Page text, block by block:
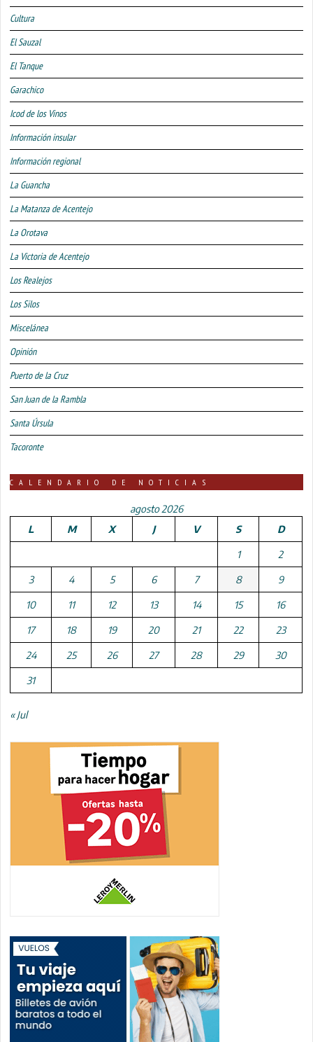
Cultura
El Sauzal
El Tanque
Garachico
Icod de los Vinos
Información insular
Información regional
La Guancha
La Matanza de Acentejo
La Orotava
La Victoria de Acentejo
Los Realejos
Los Silos
Miscelánea
Opinión
Puerto de la Cruz
San Juan de la Rambla
Santa Úrsula
Tacoronte
CALENDARIO DE NOTICIAS
agosto 2026
L
M X J V S D
1 2
3 4 5 6 7 8 9
10 11 12 13 14 15 16
17 18 19 20 21 22 23
24 25 26 27 28 29 30
31
« Jul